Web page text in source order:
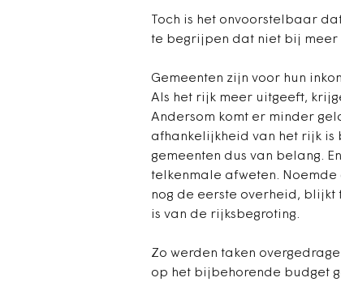
Toch is het onvoorstelbaar
te begrijpen dat niet bij meer
Gemeenten zijn voor hun
Als het rijk meer uitgeeft,
Andersom komt er minder
afhankelijkheid van het rijk
gemeenten dus van belang.
telkenmale afweten.
nog de eerste overheid, blijkt
is van de rijksbegroting.
Zo werden taken
op het bijbehorende budget